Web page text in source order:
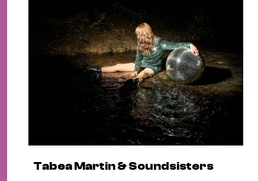
Tabea Martin & Soundsisters